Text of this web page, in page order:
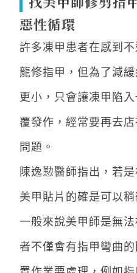
惡性循環
許多凍甲患者在感到
龍修指甲，但為了減
更小，只會讓凍甲陷
覆發作，經常要再去
問題。
陳逸懃醫師指出，若
美甲貼片的確是可以
一般來說美甲師是無
者不僅會有指甲彎曲